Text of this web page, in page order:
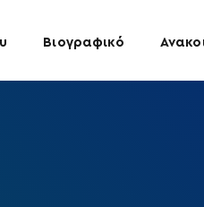
Βιογραφικό